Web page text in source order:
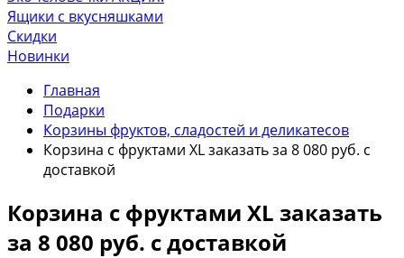
Ящики с вкусняшками
Скидки
Новинки
Главная
Подарки
Корзины фруктов, сладостей и деликатесов
Корзина с фруктами XL заказать за 8 080 руб. с
доставкой
Корзина с фруктами XL заказать
за 8 080 руб. с доставкой